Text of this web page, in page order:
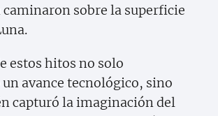
sobre la superficie
estos hitos no solo
avance tecnológico, sino
capturó la imaginación del